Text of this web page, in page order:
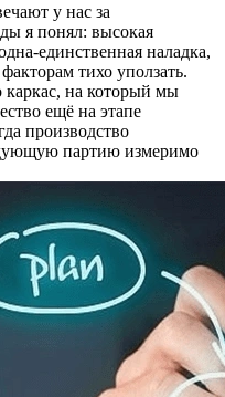
у нас за
я понял: высокая
единственная наладка,
тихо уползать.
на который мы
ещё на этапе
производство
партию измеримо